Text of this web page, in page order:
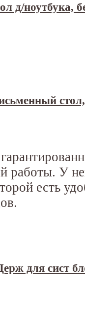
ноутбука,
стол,
работы. У
есть
для сист